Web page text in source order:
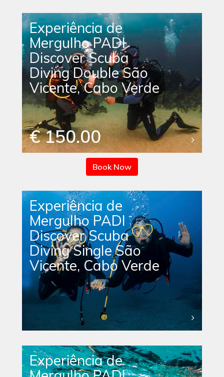
Experiência de
Mergulho PADI
Discover Scuba
Diving Double São
Vicente, Cabo Verde
€ 150.00
Book Now
Experiência de
Mergulho PADI
Discover Scuba
Diving Single São
Vicente, Cabo Verde
Experiência de